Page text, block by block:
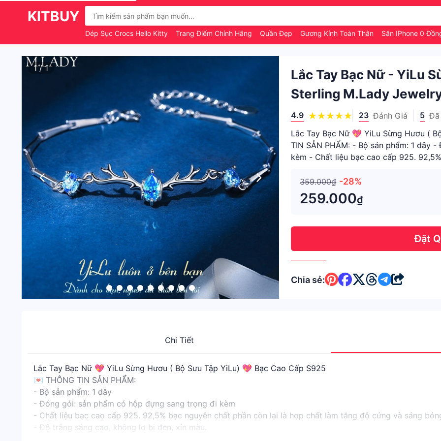
KITBUY
Dép Sục Crocs Hello Kitty Trang Điểm Chính Hãng Quần Đẹp Gương Kính Toàn Thân Săn IPhone 0
1 / 1
Lắc Tay Bạc Nữ - YiLu
Sterling M.Lady
4.9 23 Đánh Giá 5 Đã
Lắc Tay Bạc Nữ 💖 YiLu Sừng Hươu (
TIN SẢN PHẨM: - Bộ sản phẩm: 1 dây
kèm - Chất liệu bạc cao cấp 925.
359.000₫ -28%
259.000₫
Đặt
Chia sẻ:
Chi Tiết
Lắc Tay Bạc Nữ 💖 YiLu Sừng Hươu ( Bộ Sưu Tập YiLu) 💖 Bạc Cao Cấp S925
💌 THÔNG TIN SẢN PHẨM:
- Bộ sản phẩm: 1 dây
- Đóng gói: sản phẩm có hộp đựng sang trọng đi kèm
- Chất liệu bạc cao cấp 925. 92,5% bạc nguyên chất phần còn lại là hợp chất làm tăng độ cứng và sáng
- Độ trắng sáng cao, không lo bị đen, xỉn màu.